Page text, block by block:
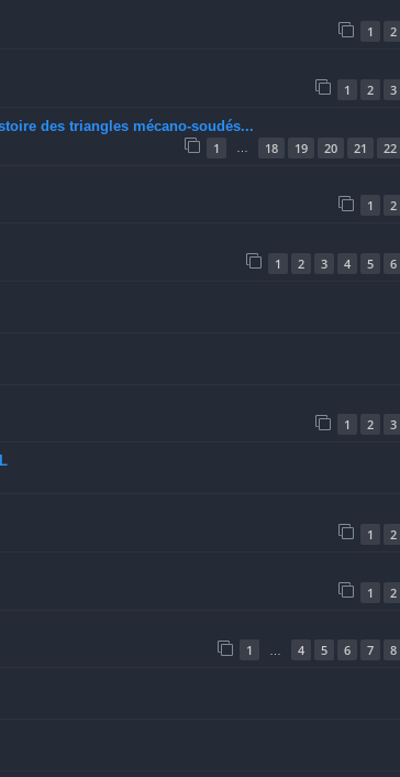
1 2
1 2 3
des triangles mécano-soudés...
1 18 19 20 21 22
1 2
1 2 3 4 5 6
1 2 3
1 2
1 2
1 4 5 6 7 8